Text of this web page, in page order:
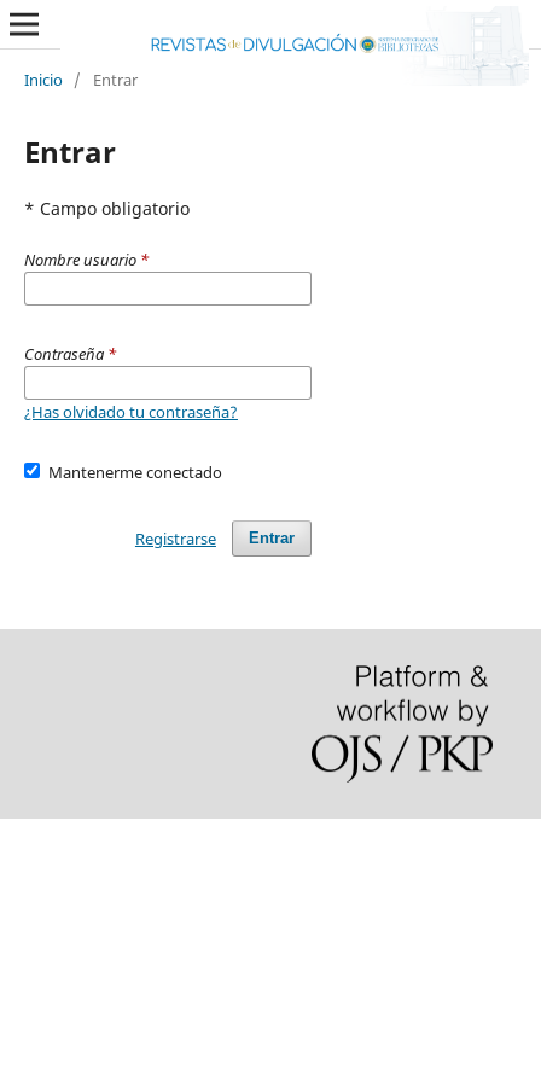
Inicio / Entrar
Entrar
* Campo obligatorio
Nombre usuario *
Contraseña *
¿Has olvidado tu contraseña?
Mantenerme conectado
Entrar
Registrarse